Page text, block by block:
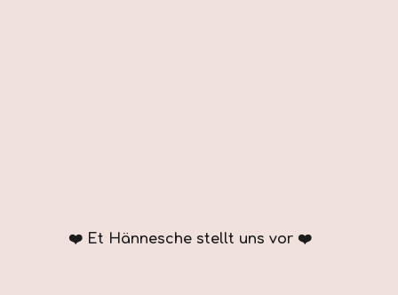
❤️ Et Hännesche stellt uns vor ❤️